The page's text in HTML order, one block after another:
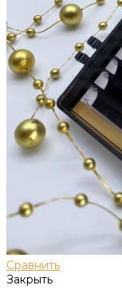
Сравнить
Закрыть